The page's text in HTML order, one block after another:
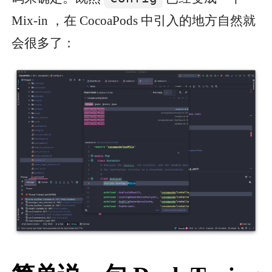
Mix-in ，在 CocoaPods 中引入的地方自然就
会很多了：